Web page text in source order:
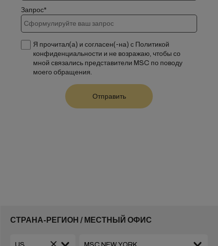
Запрос*
Я прочитал(а) и согласен(-на) с Политикой
конфиденциальности и не возражаю, чтобы со
мной связались представители MSC по поводу
моего обращения.
СТРАНА-РЕГИОН / МЕСТНЫЙ ОФИС